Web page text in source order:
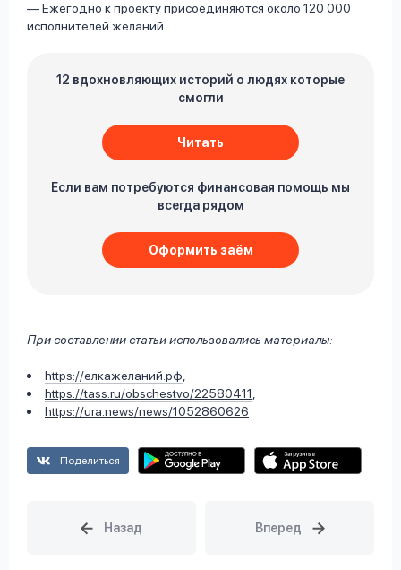
— Ежегодно к проекту присоединяются около 120 000
исполнителей желаний.
12 вдохновляющих историй о людях которые
смогли
Читать
Если вам потребуются финансовая помощь мы
всегда рядом
Оформить заём
При составлении статьи использовались материалы:
https://елкажеланий.рф
https://tass.ru/obschestvo/22580411
https://ura.news/news/1052860626
Поделиться